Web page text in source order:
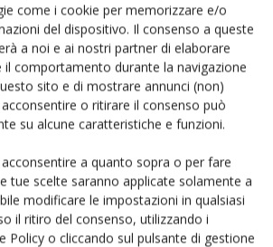
come i cookie per memorizzare e/o
del dispositivo. Il consenso a queste
a noi e ai nostri partner di elaborare
il comportamento durante la navigazione
sito e di mostrare annunci (non)
o ritirare il consenso può
su alcune caratteristiche e funzioni.
a quanto sopra o per fare
tue scelte saranno applicate solamente a
modificare le impostazioni in qualsiasi
il ritiro del consenso, utilizzando i
Policy o cliccando sul pulsante di gestione
sul mondo